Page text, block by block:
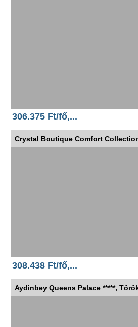
306.375 Ft/fő,...
Crystal Boutique Comfort
308.438 Ft/fő,...
Aydinbey Queens Palace *****,